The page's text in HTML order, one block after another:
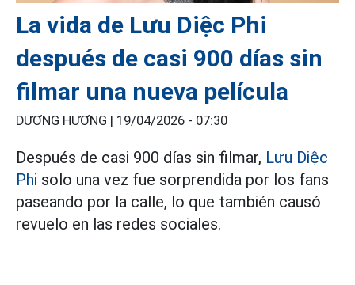
La vida de Lưu Diệc Phi
después de casi 900 días sin
filmar una nueva película
DƯƠNG HƯƠNG | 19/04/2026 - 07:30
Después de casi 900 días sin filmar, Lưu Diệc
Phi solo una vez fue sorprendida por los fans
paseando por la calle, lo que también causó
revuelo en las redes sociales.